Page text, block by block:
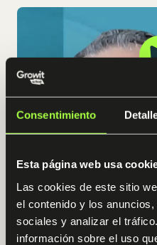
Consentimiento
Esta página web usa
Las cookies de este sitio
el contenido y los
sociales y analizar el
información sobre el uso